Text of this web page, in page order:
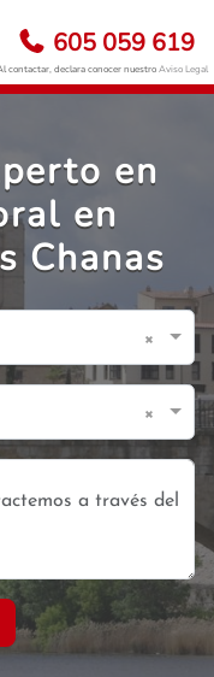
605 059 619
contactar, declara conocer nuestroAviso Legal
en
en
Chanas
×
×